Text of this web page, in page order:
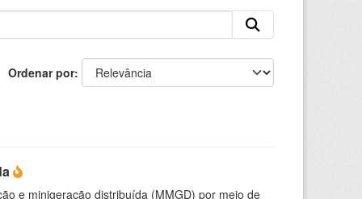
Ordenar por
e minigeração distribuída (MMGD) por meio de